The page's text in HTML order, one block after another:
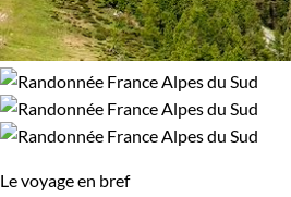
Le voyage en bref